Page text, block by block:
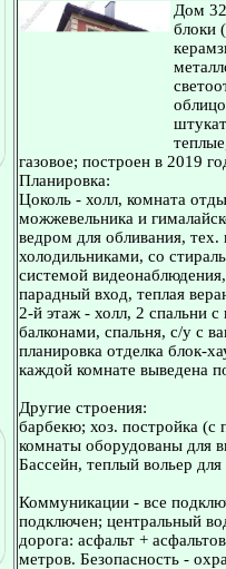
Дом
блоки
газовое; построен в 2019
Планировка:
Цоколь - холл, комната
можжевельника и
ведром для обливания,
холодильниками, со
системой
парадный вход, теплая
2-й этаж - холл, 2 спальни
балконами, спальня, с/у с
планировка отделка блок-
каждой комнате выведена
Другие строения:
барбекю; хоз. постройка (с
комнаты оборудованы для
Бассейн, теплый вольер
Коммуникации - все
подключен; центральный
дорога: асфальт +
метров. Безопасность -